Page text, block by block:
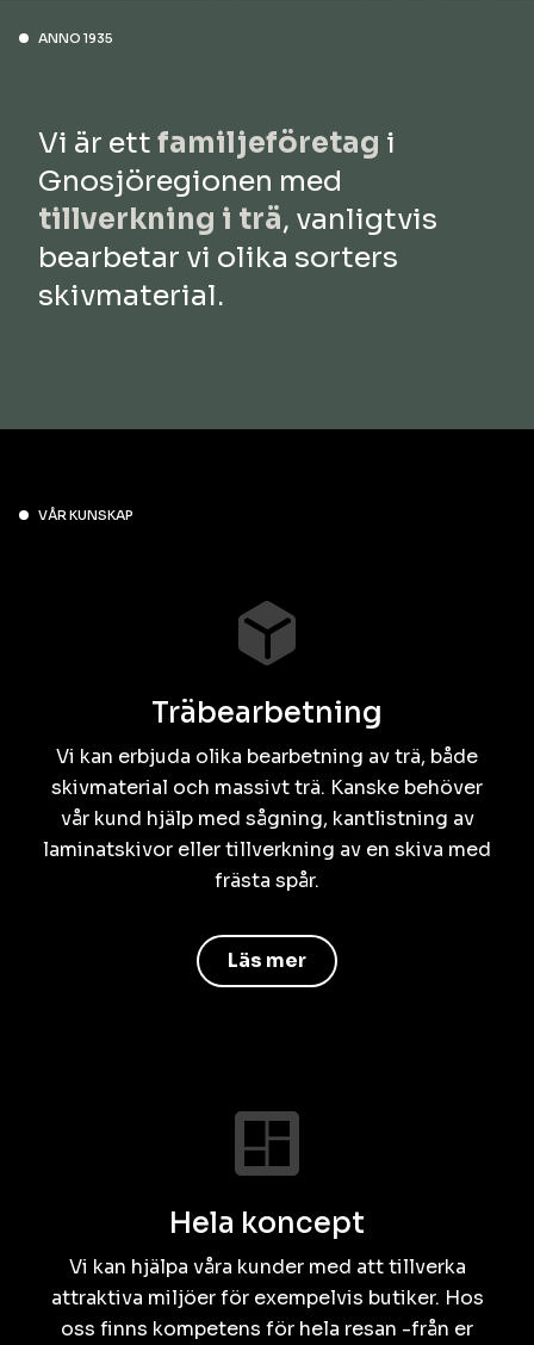
ANNO 1935
Vi är ett familjeföretag i
Gnosjöregionen med
tillverkning i trä, vanligtvis
bearbetar vi olika sorters
skivmaterial.
VÅR KUNSKAP
Träbearbetning
Vi kan erbjuda olika bearbetning av trä, både
skivmaterial och massivt trä. Kanske behöver
vår kund hjälp med sågning, kantlistning av
laminatskivor eller tillverkning av en skiva med
frästa spår.
Läs mer
Hela koncept
Vi kan hjälpa våra kunder med att tillverka
attraktiva miljöer för exempelvis butiker. Hos
oss finns kompetens för hela resan -från er
Montering